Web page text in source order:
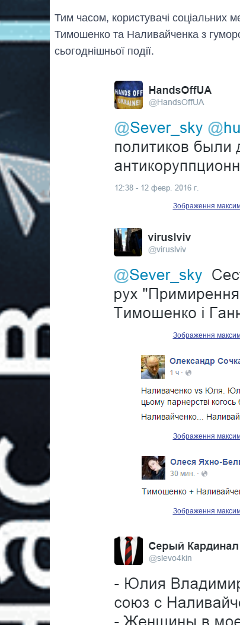
Тим часом, користувачі соціальних
Тимошенко та Наливайченка з
сьогоднішньої події.
Зображення
Зображення
Зображення
Зображення